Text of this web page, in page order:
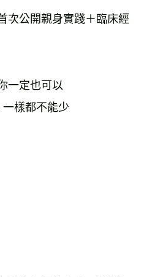
次公開親身實踐＋臨床經
定也可以
樣都不能少